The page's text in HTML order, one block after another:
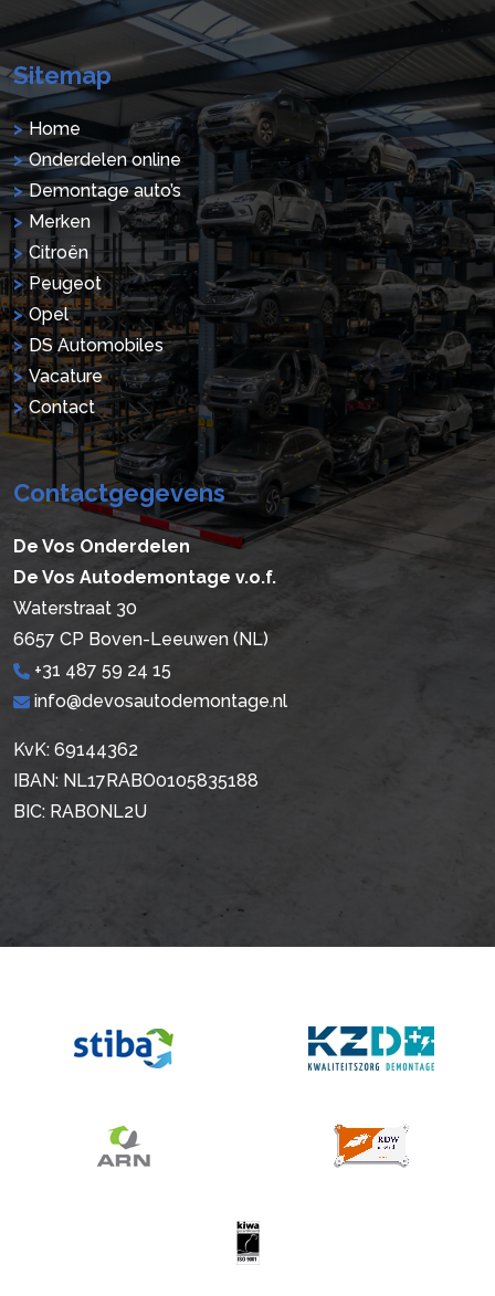
Sitemap
Home
Onderdelen online
Demontage auto’s
Merken
Citroën
Peugeot
Opel
DS Automobiles
Vacature
Contact
Contactgegevens
De Vos Onderdelen
De Vos Autodemontage v.o.f.
Waterstraat 30
6657 CP Boven-Leeuwen (NL)
+31 487 59 24 15
info@devosautodemontage.nl
KvK: 69144362
IBAN: NL17RABO0105835188
BIC: RABONL2U